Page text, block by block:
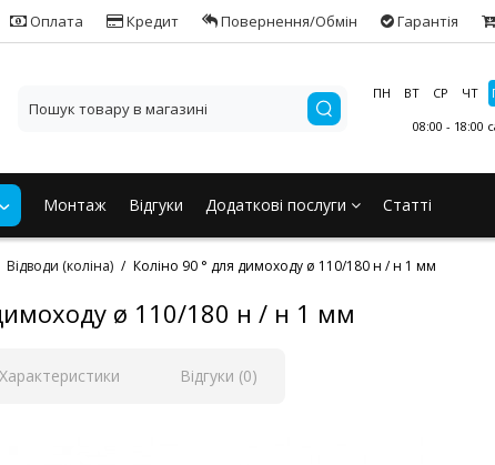
Оплата Кредит Повернення/Обмін Гарантія
ПН ВТ СР ЧТ
08:00 - 18:00
Монтаж Відгуки Додаткові послуги Статті
Відводи (коліна) Коліно 90 ° для димоходу ø 110/180 н / н 1 мм
ø 110/180 н / н 1 мм
Характеристики Відгуки (0)